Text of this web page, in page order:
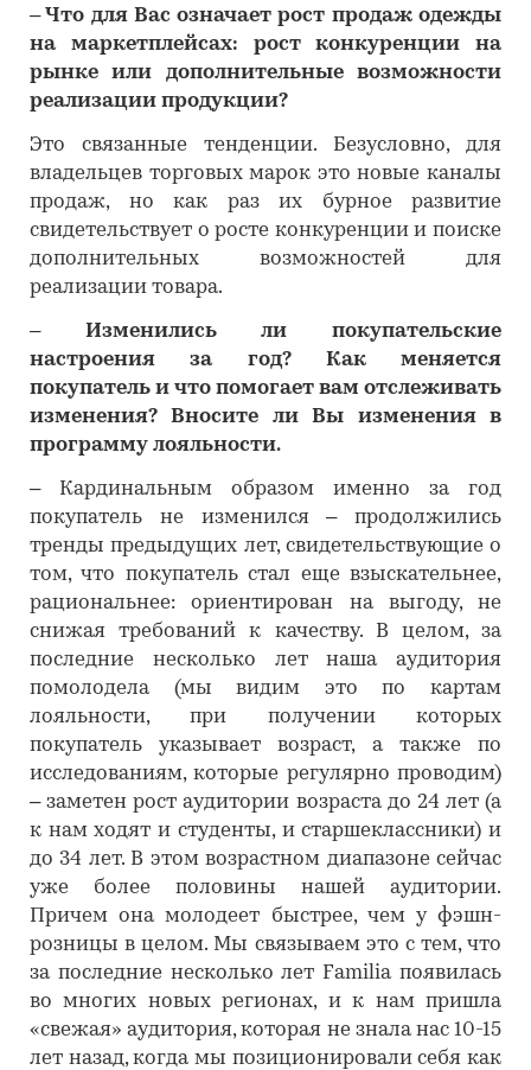
– Что для Вас означает рост продаж одежды
на маркетплейсах: рост конкуренции на
рынке или дополнительные возможности
реализации продукции?
Это связанные тенденции. Безусловно, для
владельцев торговых марок это новые каналы
продаж, но как раз их бурное развитие
свидетельствует о росте конкуренции и поиске
дополнительных возможностей для
реализации товара.
– Изменились ли покупательские
настроения за год? Как меняется
покупатель и что помогает вам отслеживать
изменения? Вносите ли Вы изменения в
программу лояльности.
– Кардинальным образом именно за год
покупатель не изменился – продолжились
тренды предыдущих лет, свидетельствующие о
том, что покупатель стал еще взыскательнее,
рациональнее: ориентирован на выгоду, не
снижая требований к качеству. В целом, за
последние несколько лет наша аудитория
помолодела (мы видим это по картам
лояльности, при получении которых
покупатель указывает возраст, а также по
исследованиям, которые регулярно проводим)
– заметен рост аудитории возраста до 24 лет (а
к нам ходят и студенты, и старшеклассники) и
до 34 лет. В этом возрастном диапазоне сейчас
уже более половины нашей аудитории.
Причем она молодеет быстрее, чем у фэшн-
розницы в целом. Мы связываем это с тем, что
за последние несколько лет Familia появилась
во многих новых регионах, и к нам пришла
«свежая» аудитория, которая не знала нас 10-15
лет назад, когда мы позиционировали себя как